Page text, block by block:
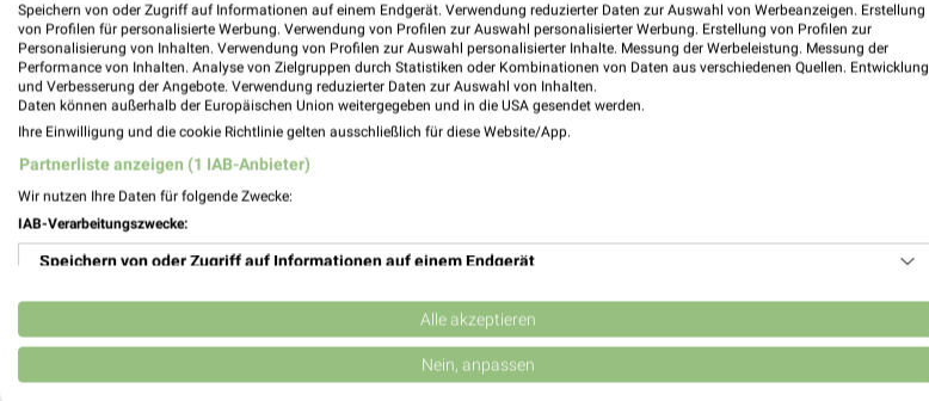
Möbel & Wohnen Angebote für Friedberg und Umgebung
20 Prospekte
Speichern von oder Zugriff auf Informationen auf einem Endgerät. Verwendung reduzierter Daten zur Auswahl von Werbeanzeigen. Erstellung
von Profilen für personalisierte Werbung. Verwendung von Profilen zur Auswahl personalisierter Werbung. Erstellung von Profilen zur
Personalisierung von Inhalten. Verwendung von Profilen zur Auswahl personalisierter Inhalte. Messung der Werbeleistung. Messung der
Performance von Inhalten. Analyse von Zielgruppen durch Statistiken oder Kombinationen von Daten aus verschiedenen Quellen. Entwicklung
und Verbesserung der Angebote. Verwendung reduzierter Daten zur Auswahl von Inhalten.
Daten können außerhalb der Europäischen Union weitergegeben und in die USA gesendet werden.
Ihre Einwilligung und die cookie Richtlinie gelten ausschließlich für diese Website/App.
Partnerliste anzeigen (1 IAB-Anbieter)
Wir nutzen Ihre Daten für folgende Zwecke:
IAB-Verarbeitungszwecke:
Speichern von oder Zugriff auf Informationen auf einem Endgerät
Verwendung reduzierter Daten zur Auswahl von Werbeanzeigen
Erstellung von Profilen für personalisierte Werbung
Alle akzeptieren
Nein, anpassen